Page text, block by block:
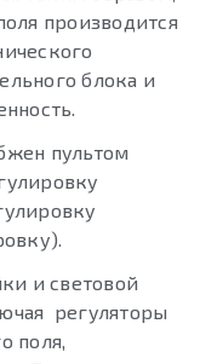
производится
блока и
пультом
и световой
регуляторы
поля,